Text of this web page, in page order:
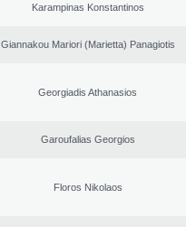
Karampinas Konstantinos
Giannakou Mariori (Marietta) Panagiotis
Georgiadis Athanasios
Garoufalias Georgios
Floros Nikolaos